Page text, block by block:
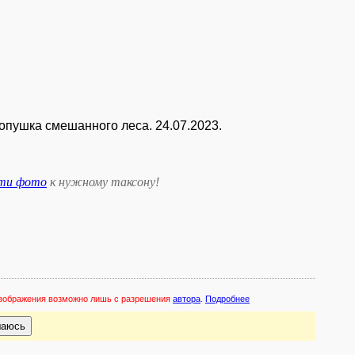
смешанного леса. 24.07.2023.
фото к нужному таксону!
возможно лишь с разрешения автора Подробнее